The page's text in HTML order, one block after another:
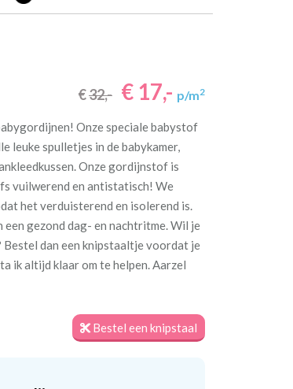
€32,- € 17,- p/m2
Onze speciale babystof
leuke spulletjes in de babykamer,
Onze gordijnstof is
vuilwerend en antistatisch! We
het verduisterend en isolerend is.
gezond dag- en nachtritme. Wil je
dan een knipstaaltje voordat je
ik altijd klaar om te helpen. Aarzel
Bestel een knipstaal